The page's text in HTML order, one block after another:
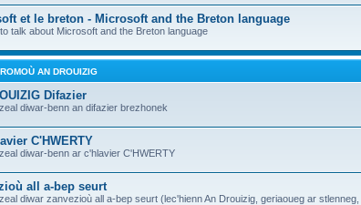
et le breton - Microsoft and the Breton language
talk about Microsoft and the Breton language
AN DROUIZIG
Difazier
diwar-benn an difazier brezhonek
C'HWERTY
diwar-benn ar c'hlavier C'HWERTY
all a-bep seurt
diwar zanvezioù all a-bep seurt (lec'hienn An Drouizig, geriaoueg ar stlenneg,